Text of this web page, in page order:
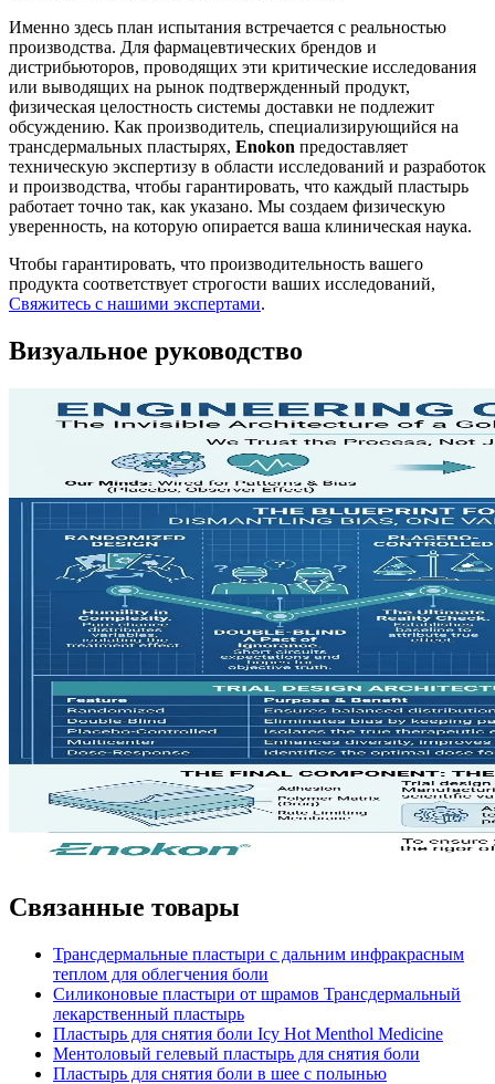
Именно здесь план испытания встречается с реальностью
производства. Для фармацевтических брендов и
дистрибьюторов, проводящих эти критические исследования
или выводящих на рынок подтвержденный продукт,
физическая целостность системы доставки не подлежит
обсуждению. Как производитель, специализирующийся на
трансдермальных пластырях, Enokon предоставляет
техническую экспертизу в области исследований и разработок
и производства, чтобы гарантировать, что каждый пластырь
работает точно так, как указано. Мы создаем физическую
уверенность, на которую опирается ваша клиническая наука.
Чтобы гарантировать, что производительность вашего
продукта соответствует строгости ваших исследований,
Свяжитесь с нашими экспертами.
Визуальное руководство
Связанные товары
Трансдермальные пластыри с дальним инфракрасным
теплом для облегчения боли
Силиконовые пластыри от шрамов Трансдермальный
лекарственный пластырь
Пластырь для снятия боли Icy Hot Menthol Medicine
Ментоловый гелевый пластырь для снятия боли
Пластырь для снятия боли в шее с полынью